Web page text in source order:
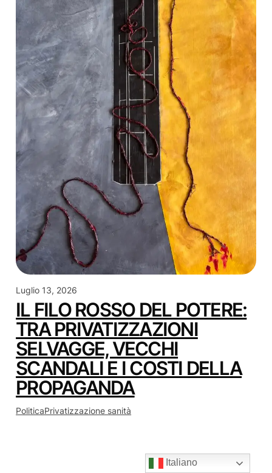
Luglio 13, 2026
IL FILO ROSSO DEL POTERE:
TRA PRIVATIZZAZIONI
SELVAGGE, VECCHI
SCANDALI E I COSTI DELLA
PROPAGANDA
PoliticaPrivatizzazione sanità
Italiano